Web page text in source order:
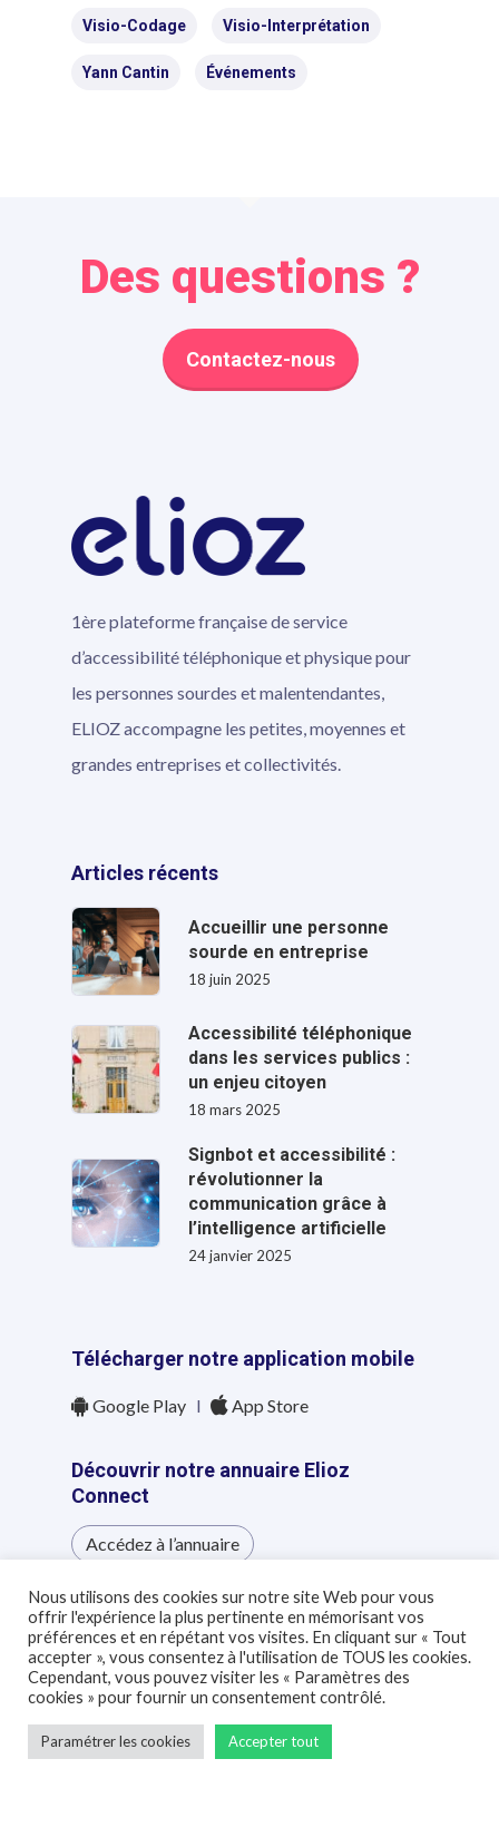
Visio-Codage Visio-Interprétation
Yann Cantin Événements
Des questions ?
Contactez-nous
1ère plateforme française de service
d’accessibilité téléphonique et physique pour
les personnes sourdes et malentendantes,
ELIOZ accompagne les petites, moyennes et
grandes entreprises et collectivités.
Articles récents
Accueillir une personne
sourde en entreprise
18 juin 2025
Accessibilité téléphonique
dans les services publics :
un enjeu citoyen
18 mars 2025
Signbot et accessibilité :
révolutionner la
communication grâce à
l’intelligence artificielle
24 janvier 2025
Télécharger notre application mobile
Google Play l App Store
Découvrir notre annuaire Elioz
Connect
Accédez à l’annuaire
© 2021 Elioz |Politique de confidentialité
Mentions légales
Nous utilisons des cookies sur notre site Web pour vous
offrir l'expérience la plus pertinente en mémorisant vos
préférences et en répétant vos visites. En cliquant sur « Tout
accepter », vous consentez à l'utilisation de TOUS les cookies.
Cependant, vous pouvez visiter les « Paramètres des
cookies » pour fournir un consentement contrôlé.
Paramétrer les cookies Accepter tout